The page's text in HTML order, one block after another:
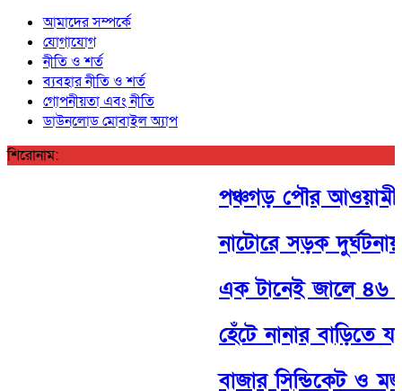
আমাদের সম্পর্কে
যোগাযোগ
নীতি ও শর্ত
ব্যবহার নীতি ও শর্ত
গোপনীয়তা এবং নীতি
ডাউনলোড মোবাইল অ্যাপ
শিরোনাম:
পঞ্চগড় পৌর আওয়ামী
নাটোরে সড়ক
এক টানেই জালে ৪৬
হেঁটে নানার বাড়িতে
বাজার সিন্ডিকেট ও